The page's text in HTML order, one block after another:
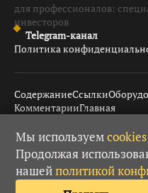
для профессионалов:
инвесторов
Telegram-канал
Политика
СодержаниеСсылки
КомментарииГлавная
© 2008–2026 Золотодобыча ·
материалов гиперссылка
Мы используемcookies
Продолжая
нашейполитикой